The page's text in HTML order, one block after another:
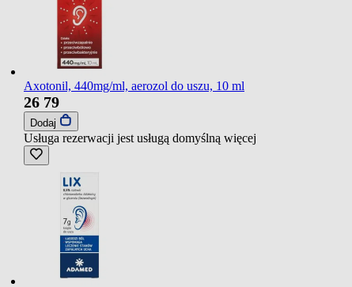
Axotonil, 440mg/ml, aerozol do uszu, 10 ml
26 79
Dodaj
Usługa rezerwacji jest usługą domyślną więcej